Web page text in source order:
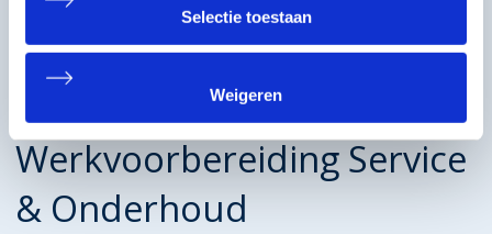
Selectie toestaan
Weigeren
+31302271123
dorus@matex.nl
Werkvoorbereiding Service
& Onderhoud